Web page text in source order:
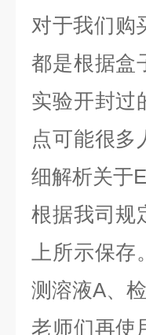
对于我们购
都是根据盒
实验开封过
点可能很多
细解析关于
根据我司规
上所示保存
测溶液A、
老师们再使